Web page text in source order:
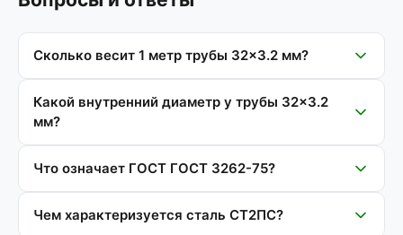
Сколько весит 1 метр трубы 32×3.2 мм?
Какой внутренний диаметр у трубы 32×3.2
мм?
Что означает ГОСТ ГОСТ 3262-75?
Чем характеризуется сталь СТ2ПС?